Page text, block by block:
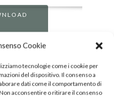
Cookie
tecnologie come i cookie per
del dispositivo. Il consenso a
dati come il comportamento di
acconsentire o ritirare il consenso